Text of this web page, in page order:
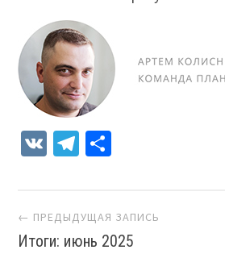
VK Telegram
Навигация
← ПРЕДЫДУЩАЯ ЗАПИСЬ
Итоги: июнь 2025